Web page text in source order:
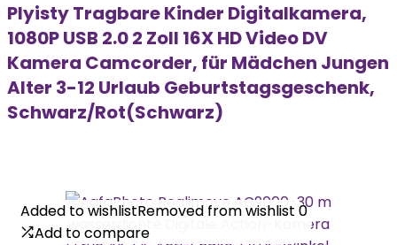
Plyisty Tragbare Kinder Digitalkamera,
1080P USB 2.0 2 Zoll 16X HD Video DV
Kamera Camcorder, für Mädchen Jungen
Alter 3-12 Urlaub Geburtstagsgeschenk,
Schwarz/Rot(Schwarz)
Added to wishlistRemoved from wishlist 0
Add to compare
Added to wishlistRemoved from wishlist 0
Add to compare